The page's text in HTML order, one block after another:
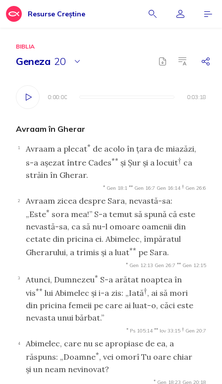
Resurse Creștine
BIBLIA
Geneza 20
0:00:00 0:03:18
0:00:00 0:03:18
Avraam în Gherar
1 Avraam a plecat* de acolo în ţara de miazăzi,
s-a aşezat între Cades** şi Şur şi a locuit† ca
străin în Gherar.
* Gen 18:1 ** Gen 16:7 Gen 16:14 † Gen 26:6
2
Avraam zicea despre Sara, nevastă-sa:
„Este* sora mea!” S-a temut să spună că este
nevastă-sa, ca să nu-l omoare oamenii din
cetate din pricina ei. Abimelec, împăratul
Gherarului, a trimis şi a luat** pe Sara.
* Gen 12:13 Gen 26:7 ** Gen 12:15
3 Atunci, Dumnezeu* S-a arătat noaptea în
vis** lui Abimelec şi i-a zis: „Iată†, ai să mori
din pricina femeii pe care ai luat-o, căci este
nevasta unui bărbat.”
* Ps 105:14 ** Iov 33:15 † Gen 20:7
4
Abimelec, care nu se apropiase de ea, a
răspuns: „Doamne*, vei omorî Tu oare chiar
şi un neam nevinovat?
* Gen 18:23 Gen 20:18